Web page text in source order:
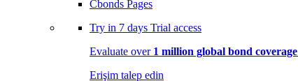
Cbonds Pages
Try in 7 days Trial access
Evaluate over 1 million global bond coverage
Erişim talep edin